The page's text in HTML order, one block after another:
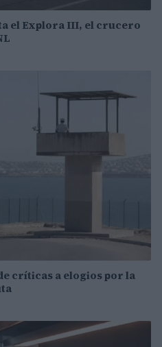
el Explora III, el crucero
críticas a elogios por la